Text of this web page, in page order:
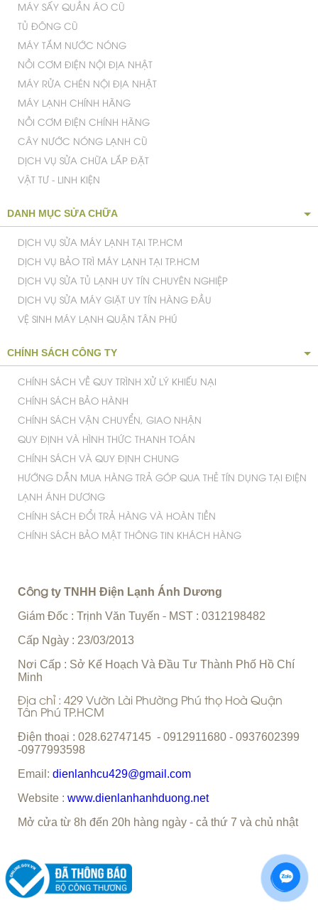
MÁY SẤY QUẦN ÁO CŨ
TỦ ĐÔNG CŨ
MÁY TẮM NƯỚC NÓNG
NỒI CƠM ĐIỆN NỘI ĐỊA NHẬT
MÁY RỬA CHÉN NỘI ĐỊA NHẬT
MÁY LẠNH CHÍNH HÃNG
NỒI CƠM ĐIỆN CHÍNH HÃNG
CÂY NƯỚC NÓNG LẠNH CŨ
DỊCH VỤ SỬA CHỮA LẮP ĐẶT
VẬT TƯ - LINH KIỆN
DANH MỤC SỬA CHỮA
DỊCH VỤ SỬA MÁY LẠNH TẠI TP.HCM
DỊCH VỤ BẢO TRÌ MÁY LẠNH TẠI TP.HCM
DỊCH VỤ SỬA TỦ LẠNH UY TÍN CHUYÊN NGHIỆP
DỊCH VỤ SỬA MÁY GIẶT UY TÍN HÀNG ĐẦU
VỆ SINH MÁY LẠNH QUẬN TÂN PHÚ
CHÍNH SÁCH CÔNG TY
CHÍNH SÁCH VỀ QUY TRÌNH XỬ LÝ KHIẾU NẠI
CHÍNH SÁCH BẢO HÀNH
CHÍNH SÁCH VẬN CHUYỂN, GIAO NHẬN
QUY ĐỊNH VÀ HÌNH THỨC THANH TOÁN
CHÍNH SÁCH VÀ QUY ĐỊNH CHUNG
HƯỚNG DẪN MUA HÀNG TRẢ GÓP QUA THẺ TÍN DỤNG TẠI ĐIỆN
LẠNH ÁNH DƯƠNG
CHÍNH SÁCH ĐỔI TRẢ HÀNG VÀ HOÀN TIỀN
CHÍNH SÁCH BẢO MẬT THÔNG TIN KHÁCH HÀNG
Công ty TNHH Điện Lạnh Ánh Dương
Giám Đốc : Trịnh Văn Tuyến - MST : 0312198482
Cấp Ngày : 23/03/2013
Nơi Cấp : Sở Kế Hoạch Và Đầu Tư Thành Phố Hồ Chí
Minh
Địa chỉ : 429 Vườn Lài Phường Phú thọ Hoà Quận
Tân Phú TP.HCM
Điện thoại : 028.62747145 - 0912911680 - 0937602399
-0977993598
Email: dienlanhcu429@gmail.com
Website : www.dienlanhanhduong.net
Mở cửa từ 8h đến 20h hàng ngày - cả thứ 7 và chủ nhật